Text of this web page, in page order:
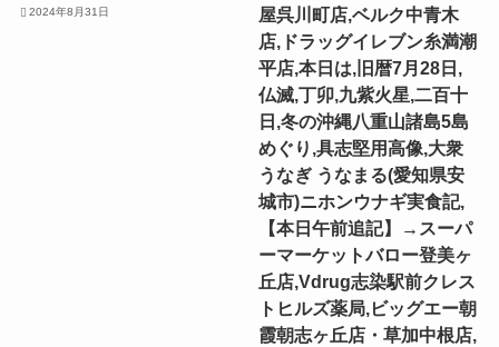
2024年8月31日
屋呉川町店,ベルク中青木
店,ドラッグイレブン糸満潮
平店,本日は,旧暦7月28日,
仏滅,丁卯,九紫火星,二百十
日,冬の沖縄八重山諸島5島
めぐり,具志堅用高像,大衆
うなぎ うなまる(愛知県安
城市)ニホンウナギ実食記,
【本日午前追記】→スーパ
ーマーケットバロー登美ヶ
丘店,Vdrug志染駅前クレス
トヒルズ薬局,ビッグエー朝
霞朝志ヶ丘店・草加中根店,